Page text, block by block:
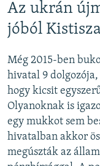
Az ukrán
jóból
Még 2015-ben
hivatal 9
hogy kicsit
Olyanoknak is
egy mukkot sem
hivatalban akkor
megúszták az